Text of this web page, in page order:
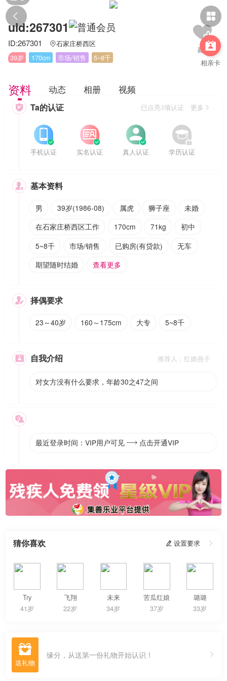
 

相亲卡
uid:267301
ID:267301 石家庄桥西区
39岁
170cm 市场/销售 5~8千
资料 动态 相册 视频
 Ta的认证 已点亮3项认证 更多


手机认证


实名认证


真人认证


学历认证
 基本资料
男 39岁(1986-08) 属虎 狮子座
未婚
在石家庄桥西区工作
170cm 71kg
初中
5~8千
市场/销售 已购房(有贷款)
无车
期望随时结婚
查看更多
 择偶要求
23～40岁 160～175cm 大专 5~8千
 自我介绍 推荐人：红娘燕子
对女方没有什么要求，年龄30之47之间

最近登录时间：VIP用户可见  点击开通VIP
猜你喜欢  设置要求 
Try
41岁
飞翔
22岁
未来
34岁
苦瓜红娘
37岁
璐璐
33岁
 缘分，从送第一份礼物开始认识！